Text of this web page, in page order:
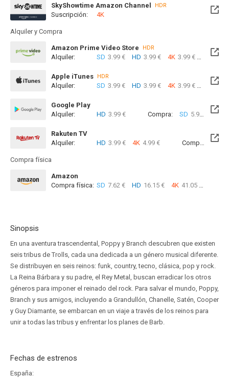
SkyShowtime Amazon Channel HDR
Suscripción: 4K
Alquiler y Compra
Amazon Prime Video Store HDR
Alquiler: SD 3.99 € HD 3.99 € 4K 3.99 €
Apple iTunes HDR
Alquiler: SD 3.99 € HD 3.99 € 4K 3.99 €
Google Play
Alquiler:
HD 3.99 € Compra: SD 5.99 € HD
Rakuten TV
Alquiler:
HD 3.99 € 4K 4.99 € Compra: SD
Compra física
Amazon
Compra física: SD 7.62 € HD 16.15 € 4K 41.05 €
Sinopsis
En una aventura trascendental, Poppy y Branch descubren que existen
seis tribus de Trolls, cada una dedicada a un género musical diferente.
Se distribuyen en seis reinos: funk, country, tecno, clásica, pop y rock.
La Reina Bárbara y su padre, el Rey Metal, buscan erradicar los otros
géneros para imponer el reinado del rock. Para salvar el mundo, Poppy,
Branch y sus amigos, incluyendo a Grandullón, Chanelle, Satén, Cooper
y Guy Diamante, se embarcan en un viaje a través de los reinos para
unir a todas las tribus y enfrentar los planes de Barb.
Fechas de estrenos
España: